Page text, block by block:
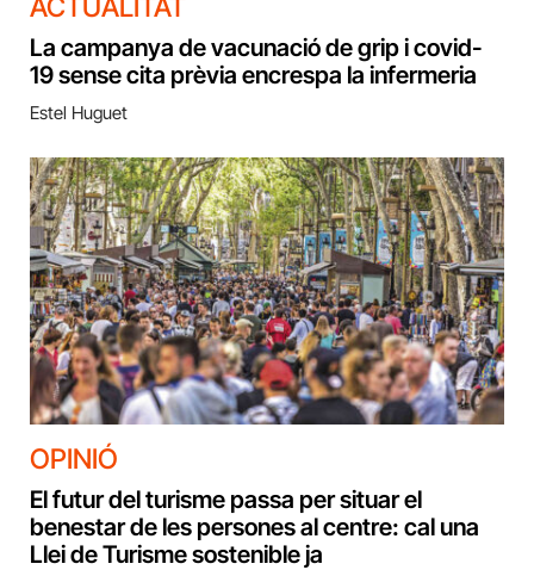
ACTUALITAT
La campanya de vacunació de grip i covid-
19 sense cita prèvia encrespa la infermeria
Estel Huguet
OPINIÓ
El futur del turisme passa per situar el
benestar de les persones al centre: cal una
Llei de Turisme sostenible ja